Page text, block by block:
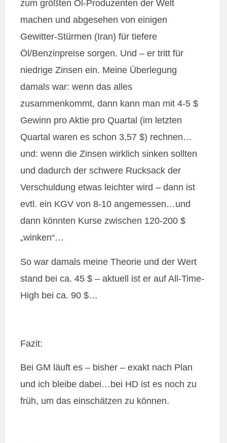
zum größten Öl-Produzenten der Welt
machen und abgesehen von einigen
Gewitter-Stürmen (Iran) für tiefere
Öl/Benzinpreise sorgen. Und – er tritt für
niedrige Zinsen ein. Meine Überlegung
damals war: wenn das alles
zusammenkommt, dann kann man mit 4-5 $
Gewinn pro Aktie pro Quartal (im letzten
Quartal waren es schon 3,57 $) rechnen…
und: wenn die Zinsen wirklich sinken sollten
und dadurch der schwere Rucksack der
Verschuldung etwas leichter wird – dann ist
evtl. ein KGV von 8-10 angemessen…und
dann könnten Kurse zwischen 120-200 $
„winken“…
So war damals meine Theorie und der Wert
stand bei ca. 45 $ – aktuell ist er auf All-Time-
High bei ca. 90 $…
Fazit:
Bei GM läuft es – bisher – exakt nach Plan
und ich bleibe dabei…bei HD ist es noch zu
früh, um das einschätzen zu können.